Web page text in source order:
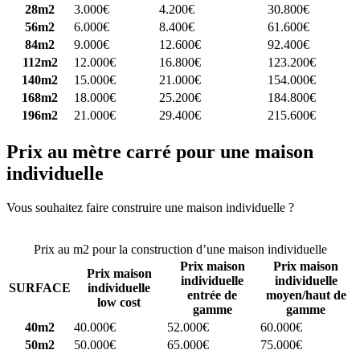
28m2
3.000€ 4.200€
30.800€
56m2
6.000€ 8.400€
61.600€
84m2
9.000€ 12.600€
92.400€
112m2
12.000€ 16.800€
123.200€
140m2
15.000€ 21.000€
154.000€
168m2
18.000€ 25.200€
184.800€
196m2
21.000€ 29.400€ 215.600€
Prix au mètre carré pour une maison
individuelle
Vous souhaitez faire construire une maison individuelle ?
Prix au m2 pour la construction d’une maison individuelle
SURFACE
Prix maison
individuelle
low cost
Prix maison
individuelle
entrée de
gamme
Prix maison
individuelle
moyen/haut de
gamme
40m2
40.000€ 52.000€
60.000€
50m2
50.000€ 65.000€
75.000€